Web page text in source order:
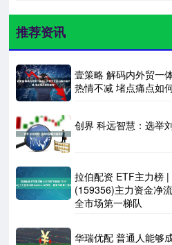
推荐资讯
壹策略 解码内外贸一
热情不减 堵点痛点如
创界 科远智慧：选举
拉伯配资 ETF主力榜
(159356)主力资金净
全市场第一梯队
华瑞优配 普通人能够